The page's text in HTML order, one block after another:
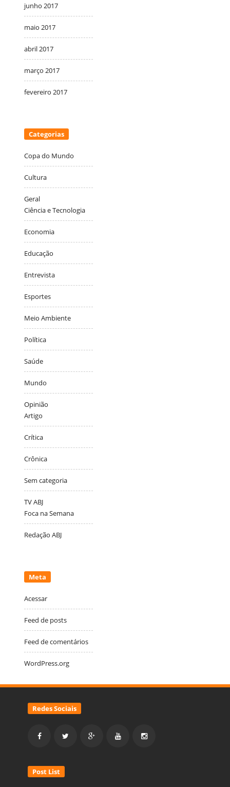
junho 2017
maio 2017
abril 2017
março 2017
fevereiro 2017
Categorias
Copa do Mundo
Cultura
Geral
Ciência e Tecnologia
Economia
Educação
Entrevista
Esportes
Meio Ambiente
Política
Saúde
Mundo
Opinião
Artigo
Crítica
Crônica
Sem categoria
TV ABJ
Foca na Semana
Redação ABJ
Meta
Acessar
Feed de posts
Feed de comentários
WordPress.org
Redes Sociais
Post List